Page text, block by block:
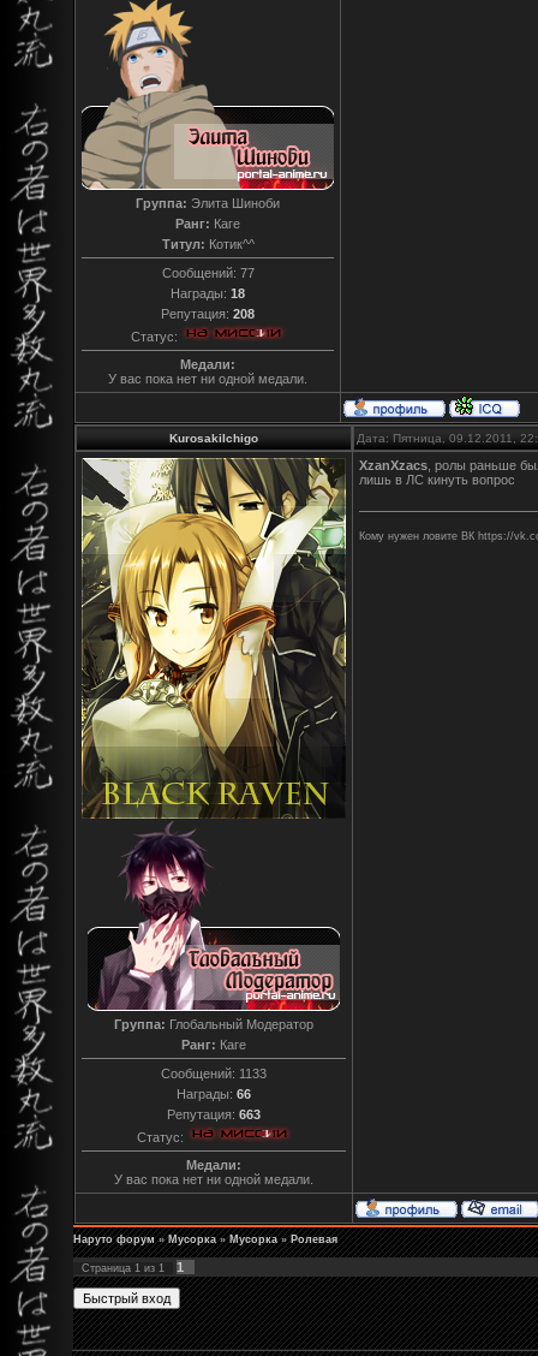
Группа: Элита Шиноби
Ранг: Каге
Титул: Котик^^
Сообщений: 77
Награды: 18
Репутация: 208
Статус:
Медали:
У вас пока нет ни одной медали.
KurosakiIchigo Дата: Пятница, 09.12.2011,
Группа: Глобальный Модератор
Ранг: Каге
Сообщений: 1133
Награды: 66
Репутация: 663
Статус:
Медали:
У вас пока нет ни одной медали.
XzanXzacs , ролы раньше
лишь в ЛС кинуть вопрос
Кому нужен ловите ВК https://
Наруто форум » Мусорка » Мусорка » Ролевая
Страница 1 из 1 1